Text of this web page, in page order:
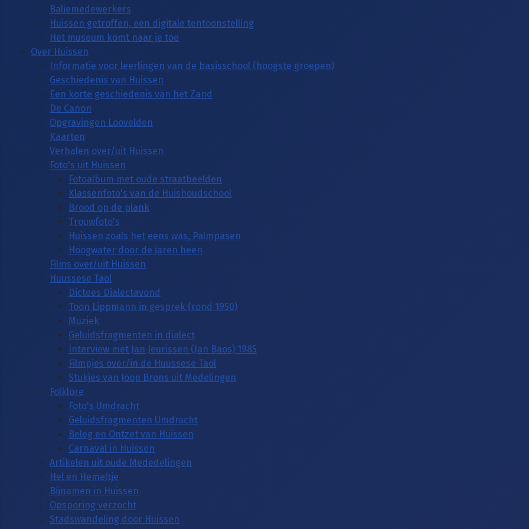
Baliemedewerkers
Huissen getroffen, een digitale tentoonstelling
Het museum komt naar je toe
Over Huissen
Informatie voor leerlingen van de basisschool (hoogste groepen)
Geschiedenis van Huissen
Een korte geschiedenis van het Zand
De Canon
Opgravingen Loovelden
Kaarten
Verhalen over/uit Huissen
Foto's uit Huissen
Fotoalbum met oude straatbeelden
Klassenfoto's van de Huishoudschool
Brood op de plank
Trouwfoto's
Huissen zoals het eens was, Palmpasen
Hoogwater door de jaren heen
Films over/uit Huissen
Huussese Taol
Dictees Dialectavond
Toon Lippmann in gesprek (rond 1950)
Muziek
Geluidsfragmenten in dialect
Interview met Jan Jeurissen (Jan Baos) 1985
Filmpjes over/in de Huussese Taol
Stukjes van Joop Brons uit Medelingen
Folklore
Foto's Umdracht
Geluidsfragmenten Umdracht
Beleg en Ontzet van Huissen
Carnaval in Huissen
Artikelen uit oude Mededelingen
Hel en Hemeltje
Bijnamen in Huissen
Opsporing verzocht
Stadswandeling door Huissen